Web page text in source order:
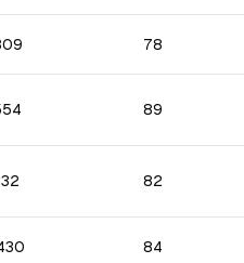
78
89
82
84